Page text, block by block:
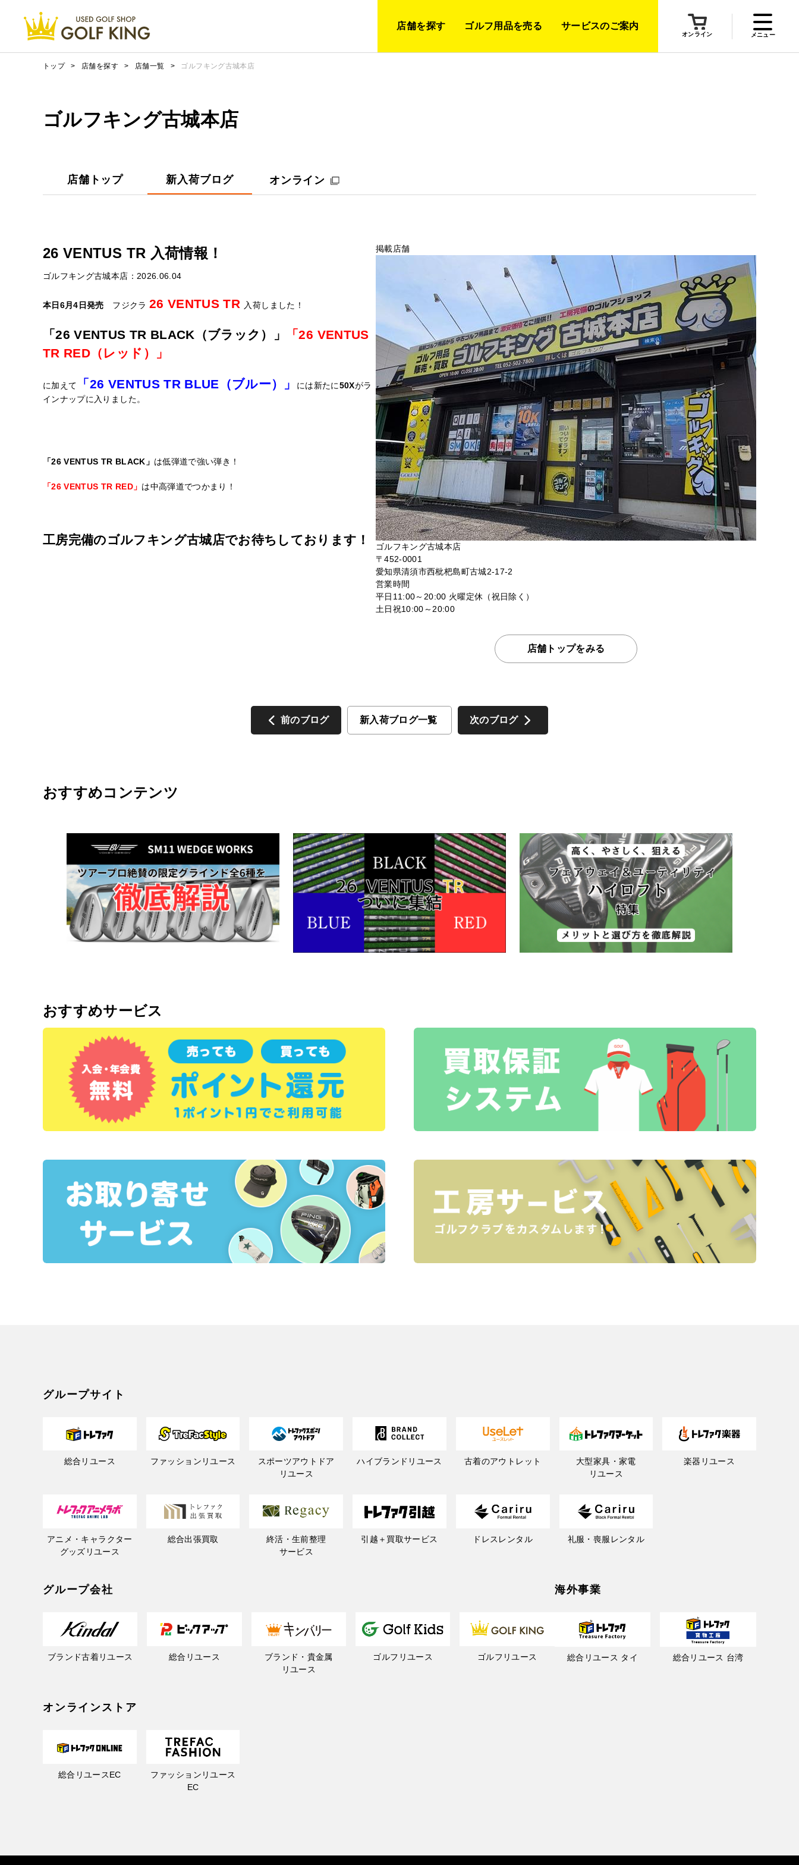
店舗を探す ゴルフ用品を売る サービスのご案内
オンライン メニュー
トップ > 店舗を探す > 店舗一覧 > ゴルフキング古城本店
ゴルフキング古城本店
店舗トップ 新入荷ブログ オンライン
26 VENTUS TR 入荷情報！
ゴルフキング古城本店：2026.06.04
本日6月4日発売 フジクラ 26 VENTUS TR 入荷しました！
「26 VENTUS TR BLACK（ブラック） 」 「26 VENTUS
TR RED（レッド）
」
に加えて 「 26 VENTUS TR BLUE（ブルー） 」 には新たに50Xがラ
インナップに入りました。
「26 VENTUS TR BLACK」 は低弾道で強い弾き！
「26 VENTUS TR RED」 は中高弾道でつかまり！
工房完備のゴルフキング古城店でお待ちしております！
掲載店舗
ゴルフキング古城本店
〒452-0001
愛知県清須市西枇杷島町古城2-17-2
営業時間
平日11:00～20:00 火曜定休（祝日除く）
土日祝10:00～20:00
店舗トップをみる
前のブログ 新入荷ブログ一覧 次のブログ
おすすめコンテンツ
おすすめサービス
グループサイト
総合リユース ファッションリユース
スポーツアウトドア
リユース
ハイブランドリユース 古着のアウトレット
大型家具・家電
リユース
楽器リユース
アニメ・キャラクター
グッズリユース
総合出張買取
終活・生前整理
サービス
引越＋買取サービス ドレスレンタル 礼服・喪服レンタル
グループ会社
ブランド古着リユース 総合リユース
ブランド・貴金属
リユース
ゴルフリユース ゴルフリユース
海外事業
総合リユース タイ 総合リユース 台湾
オンラインストア
総合リユースEC
ファッションリユース
EC